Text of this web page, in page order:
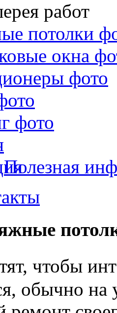
работ
потолки
окна
фото
фото
Полезная
чтобы
обычно на